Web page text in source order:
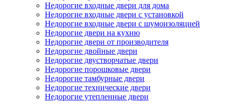
Недорогие входные двери для дома
Недорогие входные двери с установкой
Недорогие входные двери с шумоизоляцией
Недорогие двери на кухню
Недорогие двери от производителя
Недорогие двойные двери
Недорогие двустворчатые двери
Недорогие порошковые двери
Недорогие тамбурные двери
Недорогие технические двери
Недорогие утепленные двери